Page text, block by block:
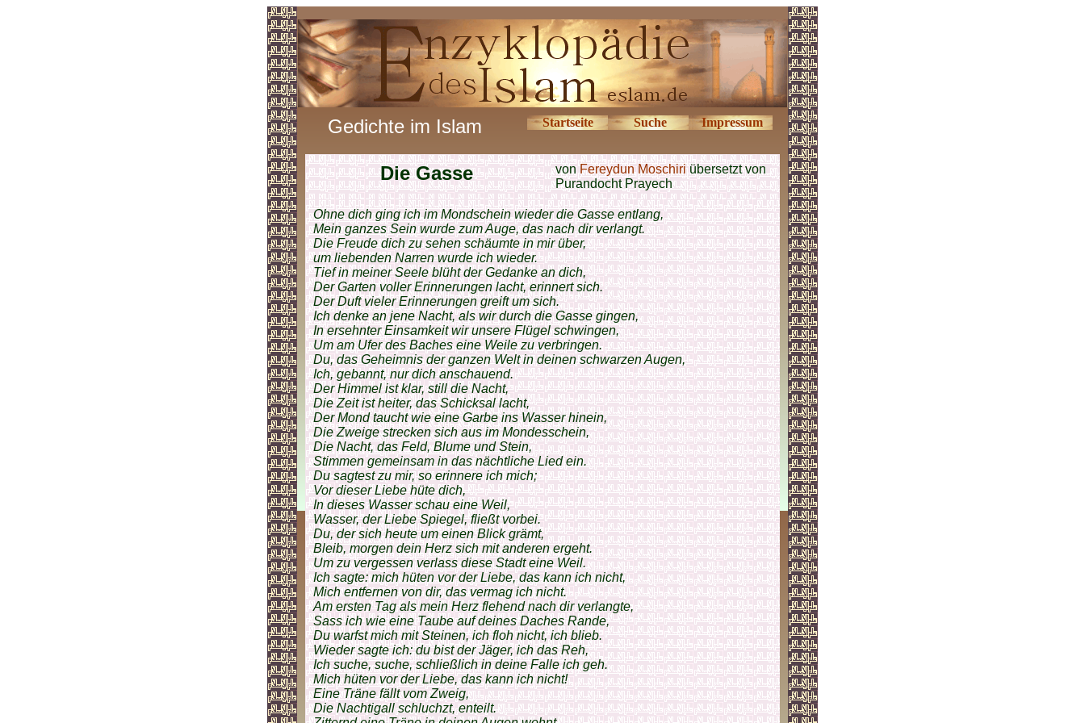
Gedichte im Islam Startseite Suche Impressum
Die Gasse vonFereydun Moschiriübersetzt von
Purandocht Prayech
Ohne dich ging ich im Mondschein wieder die Gasse entlang,
Mein ganzes Sein wurde zum Auge, das nach dir verlangt.
Die Freude dich zu sehen schäumte in mir über,
um liebenden Narren wurde ich wieder.
Tief in meiner Seele blüht der Gedanke an dich,
Der Garten voller Erinnerungen lacht, erinnert sich.
Der Duft vieler Erinnerungen greift um sich.
Ich denke an jene Nacht, als wir durch die Gasse gingen,
In ersehnter Einsamkeit wir unsere Flügel schwingen,
Um am Ufer des Baches eine Weile zu verbringen.
Du, das Geheimnis der ganzen Welt in deinen schwarzen Augen,
Ich, gebannt, nur dich anschauend.
Der Himmel ist klar, still die Nacht,
Die Zeit ist heiter, das Schicksal lacht,
Der Mond taucht wie eine Garbe ins Wasser hinein,
Die Zweige strecken sich aus im Mondesschein,
Die Nacht, das Feld, Blume und Stein,
Stimmen gemeinsam in das nächtliche Lied ein.
Du sagtest zu mir, so erinnere ich mich;
Vor dieser Liebe hüte dich,
In dieses Wasser schau eine Weil,
Wasser, der Liebe Spiegel, fließt vorbei.
Du, der sich heute um einen Blick grämt,
Bleib, morgen dein Herz sich mit anderen ergeht.
Um zu vergessen verlass diese Stadt eine Weil.
Ich sagte: mich hüten vor der Liebe, das kann ich nicht,
Mich entfernen von dir, das vermag ich nicht.
Am ersten Tag als mein Herz flehend nach dir verlangte,
Sass ich wie eine Taube auf deines Daches Rande,
Du warfst mich mit Steinen, ich floh nicht, ich blieb.
Wieder sagte ich: du bist der Jäger, ich das Reh,
Ich suche, suche, schließlich in deine Falle ich geh.
Mich hüten vor der Liebe, das kann ich nicht!
Eine Träne fällt vom Zweig,
Die Nachtigall schluchzt, enteilt.